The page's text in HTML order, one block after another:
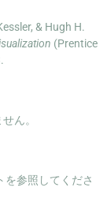
& Hugh H.
(Prentice
ん。
を参照してくださ